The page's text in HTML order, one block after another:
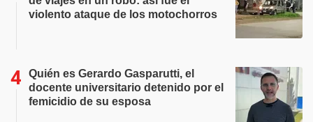
violento ataque de los motochorros
Quién es Gerardo Gasparutti, el
docente universitario detenido por el
femicidio de su esposa